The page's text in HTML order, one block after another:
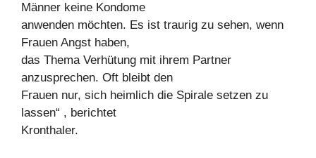
Männer keine Kondome
anwenden möchten. Es ist traurig zu sehen, wenn
Frauen Angst haben,
das Thema Verhütung mit ihrem Partner
anzusprechen. Oft bleibt den
Frauen nur, sich heimlich die Spirale setzen zu
lassen“ , berichtet
Kronthaler.